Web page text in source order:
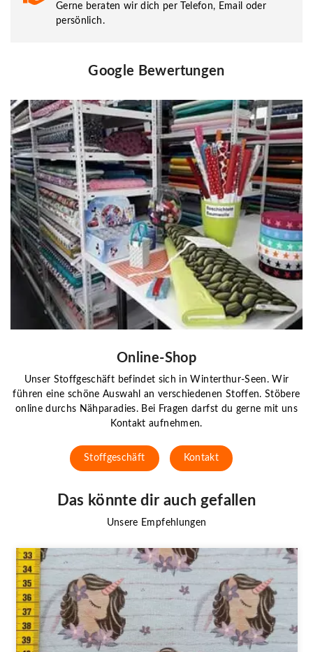
Gerne beraten wir dich per Telefon, Email oder
persönlich.
Google Bewertungen
Online-Shop
Unser Stoffgeschäft befindet sich in Winterthur-Seen. Wir
führen eine schöne Auswahl an verschiedenen Stoffen. Stöbere
online durchs Nähparadies. Bei Fragen darfst du gerne mit uns
Kontakt aufnehmen.
Stoffgeschäft Kontakt
Das könnte dir auch gefallen
Unsere Empfehlungen